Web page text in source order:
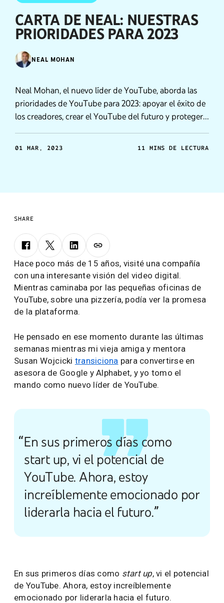
CARTA DE NEAL: NUESTRAS
PRIORIDADES PARA 2023
NEAL MOHAN
Neal Mohan, el nuevo líder de YouTube, aborda las
prioridades de YouTube para 2023: apoyar el éxito de
los creadores, crear el YouTube del futuro y proteger a
01 MAR, 2023 11 MINS DE LECTURA
SHARE
Hace poco más de 15 años, visité una compañía
con una interesante visión del video digital.
Mientras caminaba por las pequeñas oficinas de
YouTube, sobre una pizzería, podía ver la promesa
de la plataforma.
He pensado en ese momento durante las últimas
semanas mientras mi vieja amiga y mentora
Susan Wojcicki transiciona para convertirse en
asesora de Google y Alphabet, y yo tomo el
mando como nuevo líder de YouTube.
“En sus primeros días como
start up, vi el potencial de
YouTube. Ahora, estoy
increíblemente emocionado por
liderarla hacia el futuro.”
En sus primeros días como start up, vi el potencial
de YouTube. Ahora, estoy increíblemente
emocionado por liderarla hacia el futuro.